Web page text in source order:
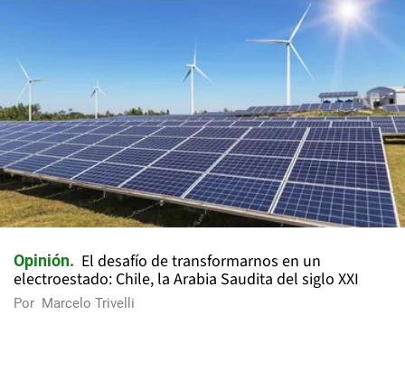
Opinión
El desafío de transformarnos en un
electroestado: Chile, la Arabia Saudita del siglo XXI
Por Marcelo Trivelli